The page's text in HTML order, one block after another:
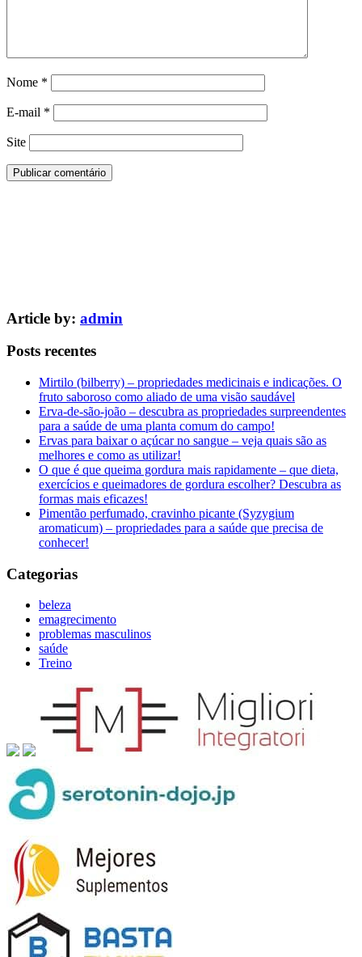
Nome *
E-mail *
Site
Article by: admin
Posts recentes
Mirtilo (bilberry) – propriedades medicinais e indicações. O
fruto saboroso como aliado de uma visão saudável
Erva-de-são-joão – descubra as propriedades surpreendentes
para a saúde de uma planta comum do campo!
Ervas para baixar o açúcar no sangue – veja quais são as
melhores e como as utilizar!
O que é que queima gordura mais rapidamente – que dieta,
exercícios e queimadores de gordura escolher? Descubra as
formas mais eficazes!
Pimentão perfumado, cravinho picante (Syzygium
aromaticum) – propriedades para a saúde que precisa de
conhecer!
Categorias
beleza
emagrecimento
problemas masculinos
saúde
Treino